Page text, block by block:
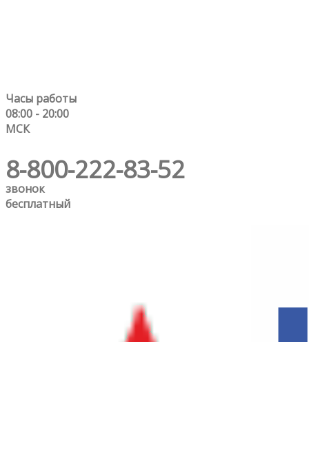
Часы работы
08:00 - 20:00
МСК
8-800-222-83-52
звонок
бесплатный